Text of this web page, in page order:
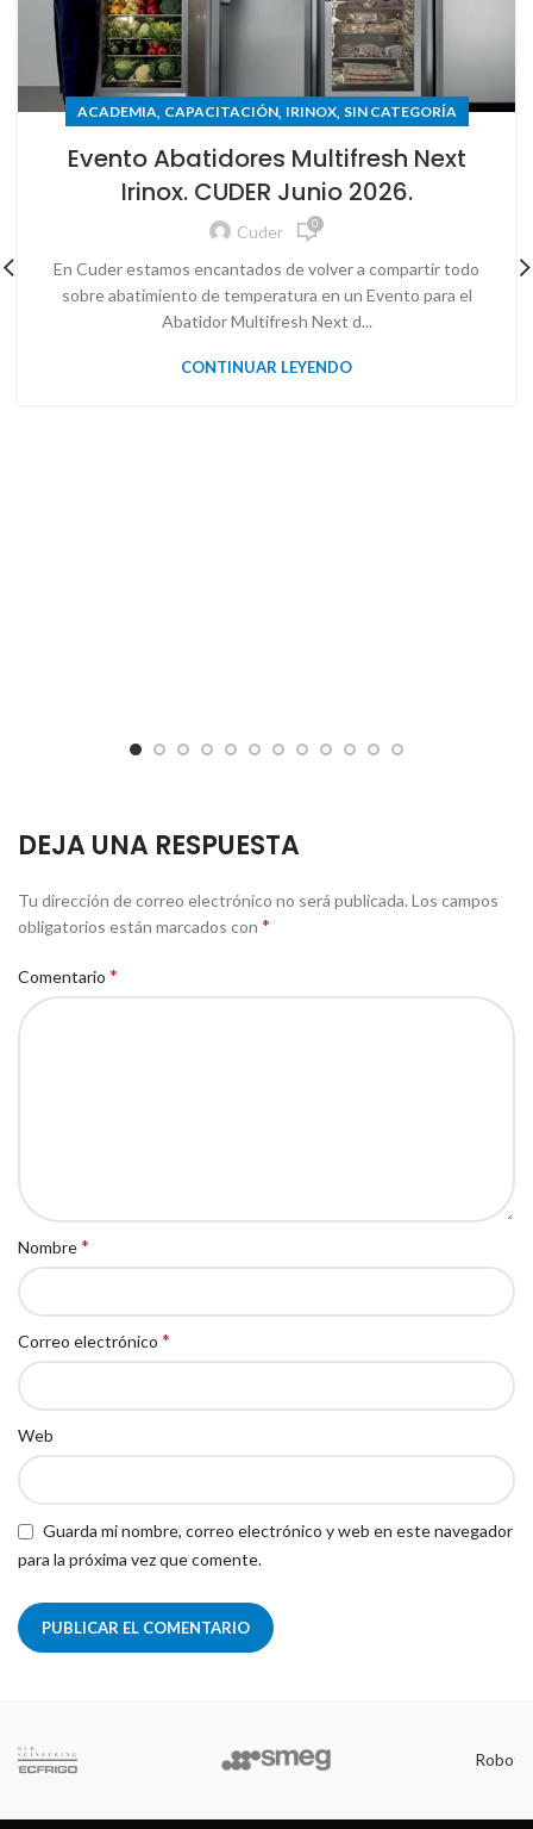
ACADEMIA, CAPACITACIÓN, IRINOX, SIN CATEGORÍA
Evento Abatidores Multifresh Next
Irinox. CUDER Junio 2026.
Cuder 0
En Cuder estamos encantados de volver a compartir todo
sobre abatimiento de temperatura en un Evento para el
Abatidor Multifresh Next d...
CONTINUAR LEYENDO
DEJA UNA RESPUESTA
Tu dirección de correo electrónico no será publicada. Los campos
obligatorios están marcados con *
Comentario *
Nombre*
Correo electrónico *
Web
Guarda mi nombre, correo electrónico y web en este navegador
para la próxima vez que comente.